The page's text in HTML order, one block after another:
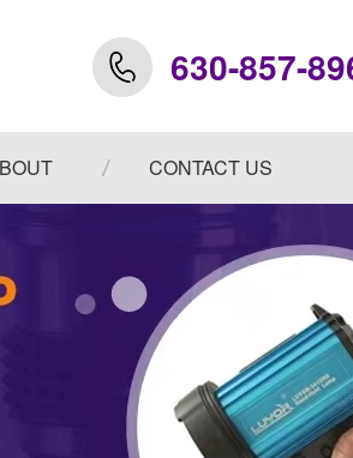
630-857-
CONTACT US